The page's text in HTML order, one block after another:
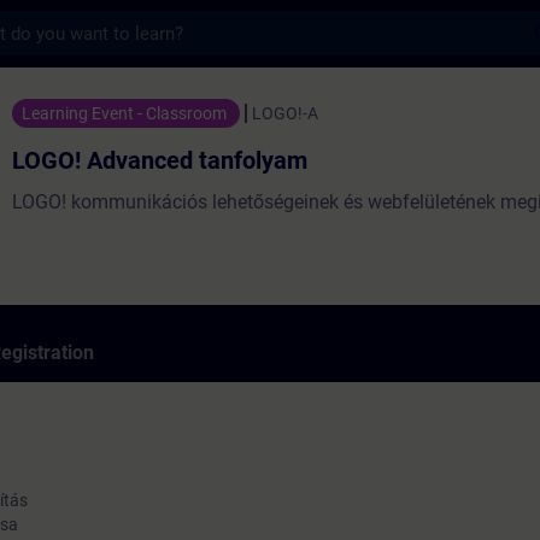
tanfolyam - Training - Training -
Learning Event - Classroom LOGO!-A
LOGO! Advanced tanfolyam
LOGO! kommunikációs lehetőségeinek és webfelületének